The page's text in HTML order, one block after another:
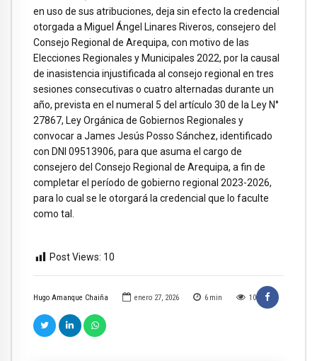
Hugo Amanque Chaiña enero 27, 2026 6 min 10
en uso de sus atribuciones, deja sin efecto la credencial
otorgada a Miguel Ángel Linares Riveros, consejero del
Consejo Regional de Arequipa, con motivo de las
Elecciones Regionales y Municipales 2022, por la causal
de inasistencia injustificada al consejo regional en tres
sesiones consecutivas o cuatro alternadas durante un
año, prevista en el numeral 5 del artículo 30 de la Ley N°
27867, Ley Orgánica de Gobiernos Regionales y
convocar a James Jesús Posso Sánchez, identificado
con DNI 09513906, para que asuma el cargo de
consejero del Consejo Regional de Arequipa, a fin de
completar el período de gobierno regional 2023-2026,
para lo cual se le otorgará la credencial que lo faculte
como tal.
Post Views: 10